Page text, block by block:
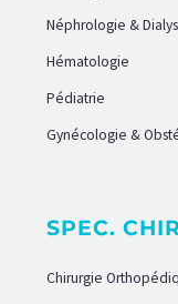
Néphrologie &
Hématologie
Pédiatrie
Gynécologie &
SPEC.
Chirurgie